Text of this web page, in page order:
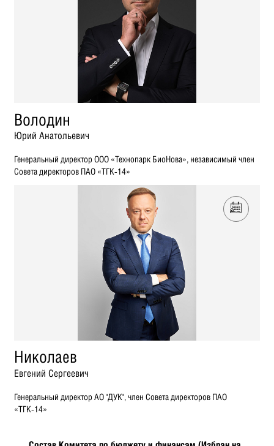
Володин
Юрий Анатольевич
Генеральный директор ООО «Технопарк БиоНова», независимый член
Совета директоров ПАО «ТГК-14»
Николаев
Евгений Сергеевич
Генеральный директор АО "ДУК", член Совета директоров ПАО
«ТГК-14»